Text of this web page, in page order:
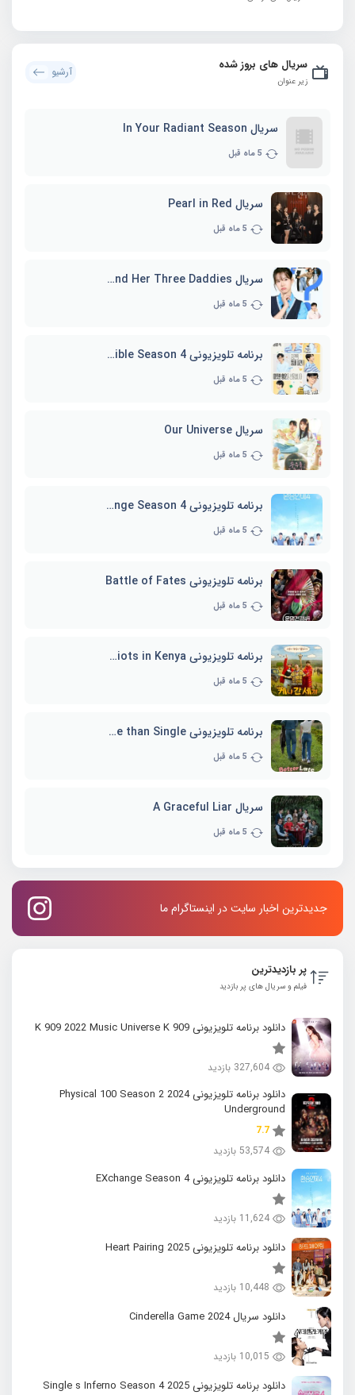
سریال های بروز شده
زیر عنوان
آرشیو
سریال In Your Radiant Season
5 ماه قبل
سریال Pearl in Red
5 ماه قبل
سریال Marie and Her Three Daddies
5 ماه قبل
برنامه تلویزیونی Whenever Possible Season 4
5 ماه قبل
سریال Our Universe
5 ماه قبل
برنامه تلویزیونی EXchange Season 4
5 ماه قبل
برنامه تلویزیونی Battle of Fates
5 ماه قبل
برنامه تلویزیونی Three Idiots in Kenya
5 ماه قبل
برنامه تلویزیونی Better Late than Single
5 ماه قبل
سریال A Graceful Liar
5 ماه قبل
جدیدترین اخبار سایت در اینستاگرام ما
پر بازدیدترین
فیلم و سریال های پر بازدید
دانلود برنامه تلویزیونی K 909 2022 Music Universe K 909
327,604 بازدید
دانلود برنامه تلویزیونی 2024 Physical 100 Season 2
Underground
7.7
53,574 بازدید
دانلود برنامه تلویزیونی EXchange Season 4
11,624 بازدید
دانلود برنامه تلویزیونی 2025 Heart Pairing
10,448 بازدید
دانلود سریال 2024 Cinderella Game
10,015 بازدید
دانلود برنامه تلویزیونی 2025 Single s Inferno Season 4